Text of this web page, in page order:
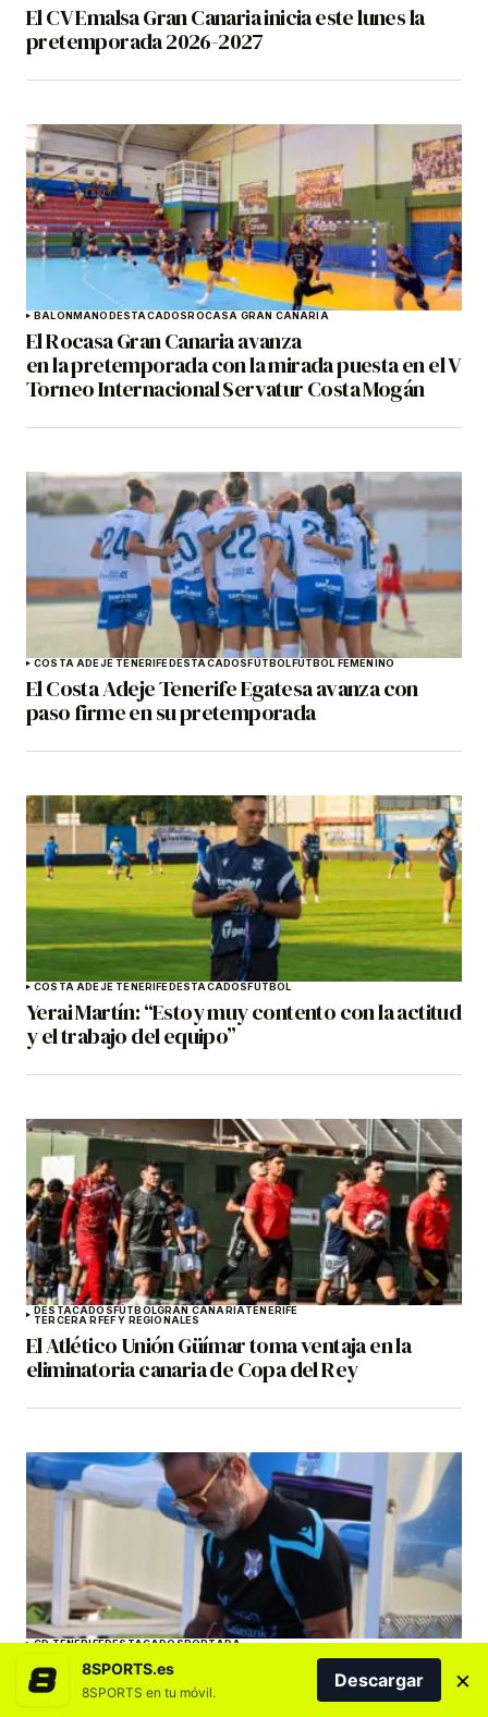
El CV Emalsa Gran Canaria inicia este lunes la
pretemporada 2026-2027
BALONMANODESTACADOSROCASA GRAN CANARIA
El Rocasa Gran Canaria avanza
en la pretemporada con la mirada puesta en el V
Torneo Internacional Servatur Costa Mogán
COSTA ADEJE TENERIFEDESTACADOSFÚTBOLFÚTBOL FEMENINO
El Costa Adeje Tenerife Egatesa avanza con
paso firme en su pretemporada
COSTA ADEJE TENERIFEDESTACADOSFÚTBOL
Yerai Martín: “Estoy muy contento con la actitud
y el trabajo del equipo”
DESTACADOSFÚTBOLGRAN CANARIATENERIFE
TERCERA RFEF Y REGIONALES
El Atlético Unión Güímar toma ventaja en la
eliminatoria canaria de Copa del Rey
CD TENERIFEDESTACADOSPORTADA
Cervera advierte: «No vale solo con defender
bien y ser aplicado»
8SPORTS.es
8SPORTS en tu móvil.
Descargar ×